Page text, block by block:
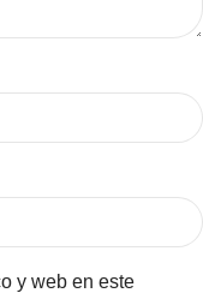
y web en este